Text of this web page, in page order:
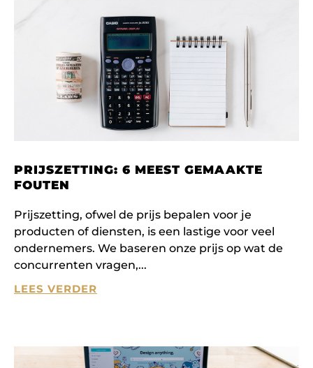
PRIJSZETTING: 6 MEEST GEMAAKTE
FOUTEN
Prijszetting, ofwel de prijs bepalen voor je
producten of diensten, is een lastige voor veel
ondernemers. We baseren onze prijs op wat de
concurrenten vragen,
LEES VERDER